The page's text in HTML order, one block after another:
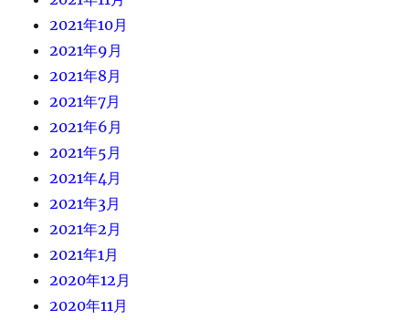
2021年10月
2021年9月
2021年8月
2021年7月
2021年6月
2021年5月
2021年4月
2021年3月
2021年2月
2021年1月
2020年12月
2020年11月